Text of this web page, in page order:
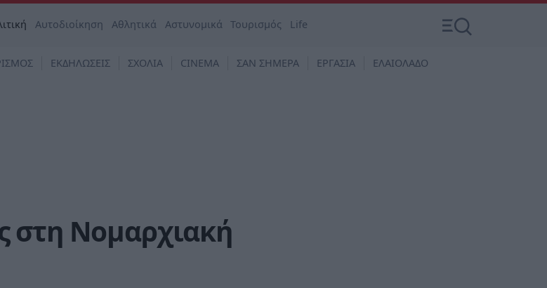
Αυτοδιοίκηση Αθλητικά Αστυνομικά Τουρισμός Life
ΕΚΔΗΛΩΣΕΙΣ ΣΧΟΛΙΑ CINEMA ΣΑΝ ΣΗΜΕΡΑ ΕΡΓΑΣΙΑ ΕΛΑΙΟΛΑΔΟ
στη Νομαρχιακή